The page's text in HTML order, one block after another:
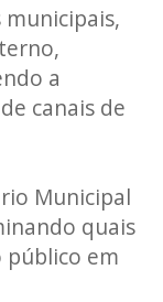
a
canais de
Municipal
quais
em